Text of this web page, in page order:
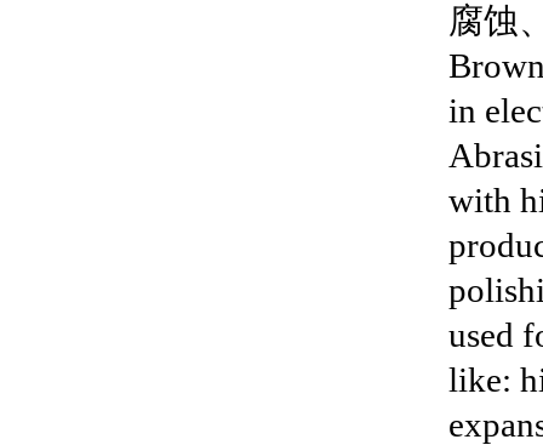
腐蚀
in
with
used
like: